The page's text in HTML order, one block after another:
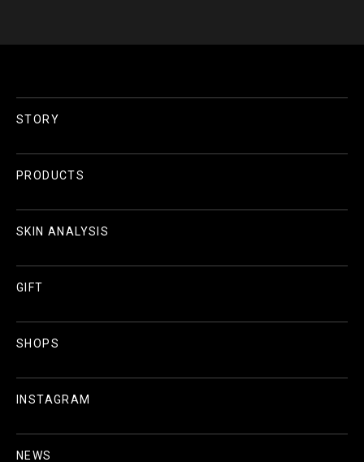
STORY
PRODUCTS
SKIN ANALYSIS
GIFT
SHOPS
INSTAGRAM
NEWS